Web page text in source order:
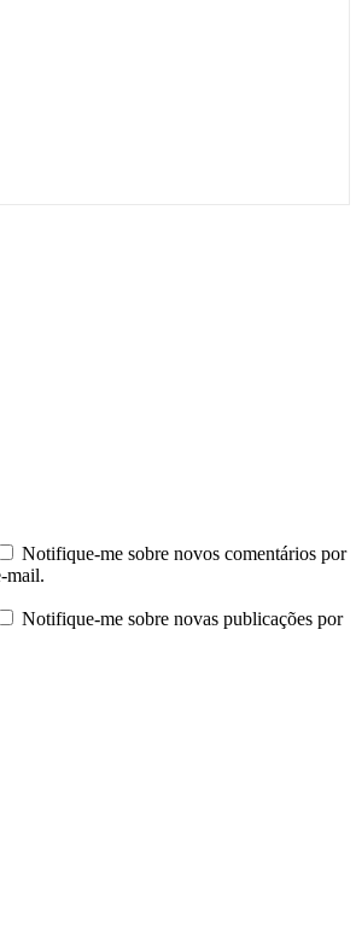
Notifique-me sobre novos comentários por
mail.
Notifique-me sobre novas publicações por